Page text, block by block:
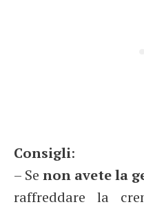
Consigli:
– Se non avete la
raffreddare la